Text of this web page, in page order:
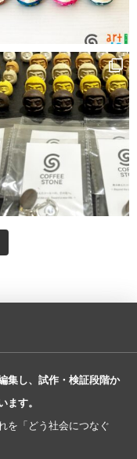
集し、試作・検証段階か
ます。
を「どう社会につなぐ